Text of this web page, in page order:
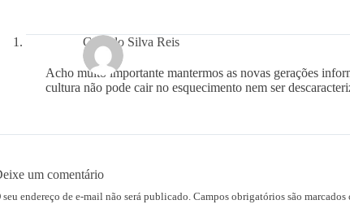
Genildo Silva Reis
Acho muito importante mantermos as novas gerações
cultura não pode cair no esquecimento nem ser
um comentário
seu endereço de e-mail não será publicado. Campos obrigatórios são marcados